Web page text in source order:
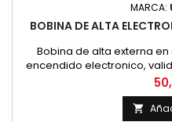
MARCA:
BOBINA DE ALTA
Bobina de alta externa
encendido electronico,
origen lleven encendido
Pese a ser diferente
